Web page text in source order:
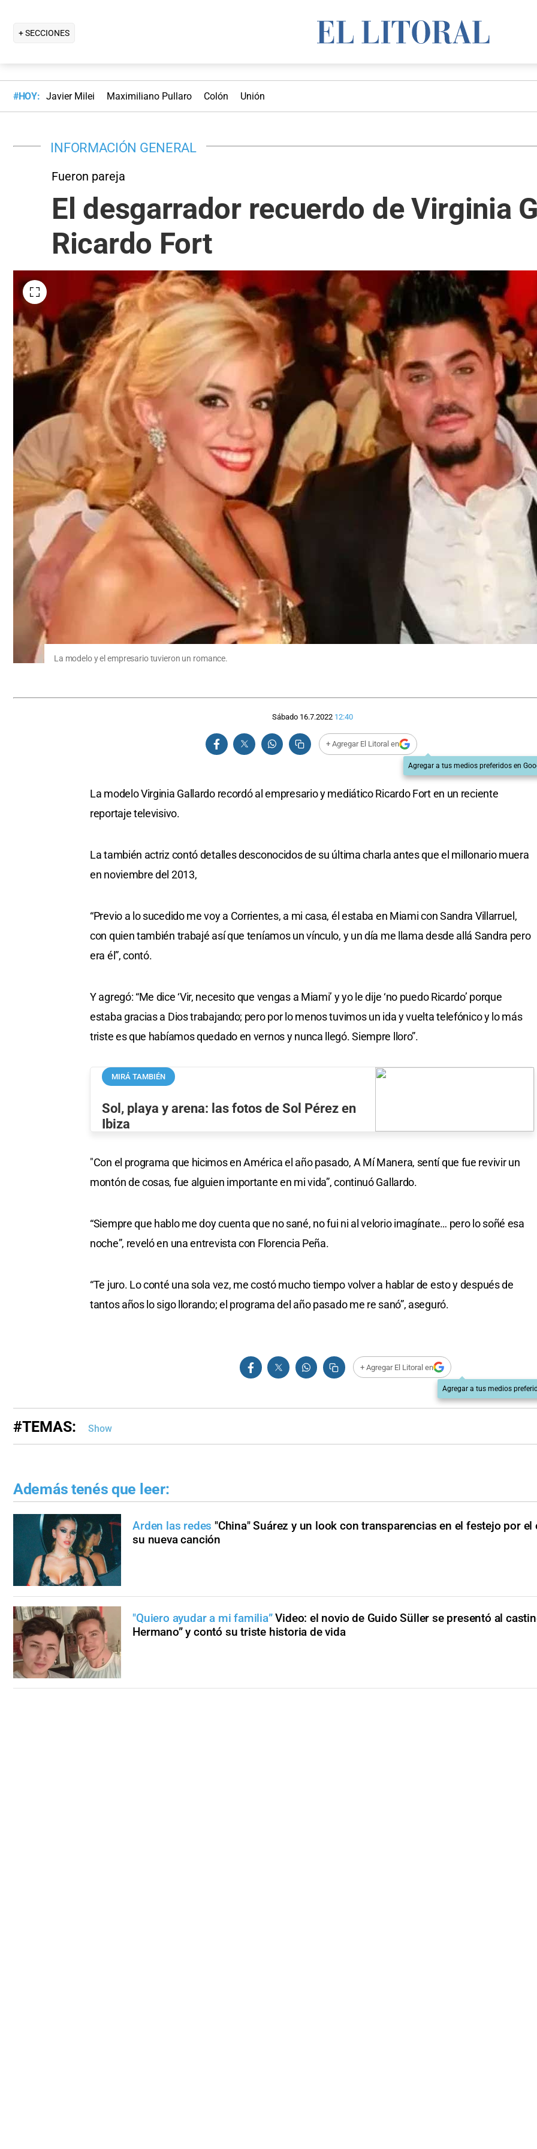
+ SECCIONES
#HOY: Javier Milei Maximiliano Pullaro Colón Unión
INFORMACIÓN GENERAL
Fueron pareja
El desgarrador recuerdo de Virginia
Ricardo Fort
La modelo y el empresario tuvieron un romance.
Sábado 16.7.2022 12:40
+ Agregar El Litoral en
Agregar a tus medios preferidos en
La modelo Virginia Gallardo recordó al empresario y mediático Ricardo Fort en un reciente
reportaje televisivo.
La también actriz contó detalles desconocidos de su última charla antes que el millonario muera
en noviembre del 2013,
“Previo a lo sucedido me voy a Corrientes, a mi casa, él estaba en Miami con Sandra Villarruel,
con quien también trabajé así que teníamos un vínculo, y un día me llama desde allá Sandra pero
era él”, contó.
Y agregó: “Me dice ‘Vir, necesito que vengas a Miami’ y yo le dije ‘no puedo Ricardo’ porque
estaba gracias a Dios trabajando; pero por lo menos tuvimos un ida y vuelta telefónico y lo más
triste es que habíamos quedado en vernos y nunca llegó. Siempre lloro”.
MIRÁ TAMBIÉN
Sol, playa y arena: las fotos de Sol Pérez en
Ibiza
"Con el programa que hicimos en América el año pasado, A Mí Manera, sentí que fue revivir un
montón de cosas, fue alguien importante en mi vida”, continuó Gallardo.
“Siempre que hablo me doy cuenta que no sané, no fui ni al velorio imagínate… pero lo soñé esa
noche”, reveló en una entrevista con Florencia Peña.
“Te juro. Lo conté una sola vez, me costó mucho tiempo volver a hablar de esto y después de
tantos años lo sigo llorando; el programa del año pasado me re sanó”, aseguró.
+ Agregar El Litoral en
Agregar a tus medios
#TEMAS: Show
Además tenés que leer:
Arden las redes "China" Suárez y un look con transparencias en el festejo por el
su nueva canción
"Quiero ayudar a mi familia” Video: el novio de Guido Süller se presentó al
Hermano” y contó su triste historia de vida